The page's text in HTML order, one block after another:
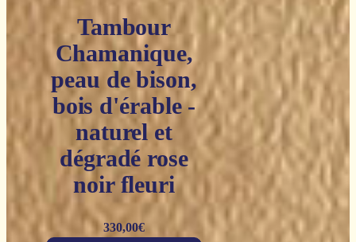
Tambour
Chamanique,
peau de bison,
bois d'érable -
naturel et
dégradé rose
noir fleuri
330,00€